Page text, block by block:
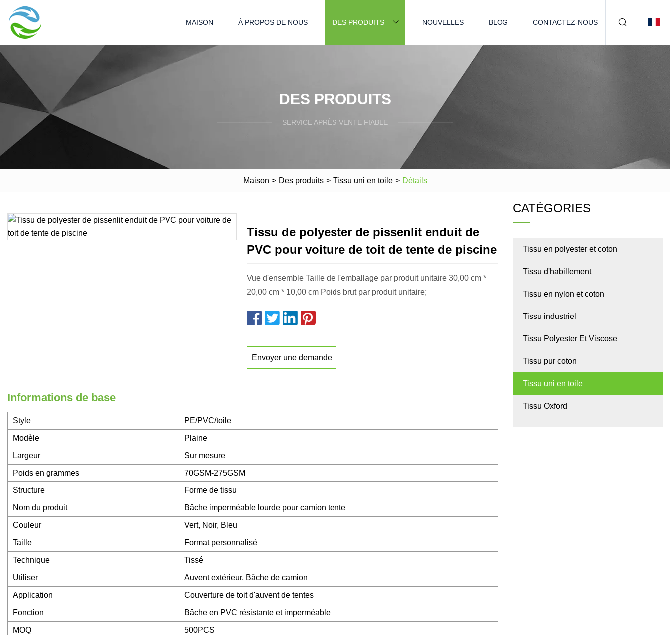
MAISON À PROPOS DE NOUS DES PRODUITS NOUVELLES BLOG CONTACTEZ-NOUS
DES PRODUITS
SERVICE APRÈS-VENTE FIABLE
Maison > Des produits > Tissu uni en toile > Détails
Tissu de polyester de pissenlit enduit de
PVC pour voiture de toit de tente de piscine
Vue d'ensemble Taille de l'emballage par produit unitaire 30,00 cm *
20,00 cm * 10,00 cm Poids brut par produit unitaire;
Envoyer une demande
Informations de base
Style PE/PVC/toile
Modèle Plaine
Largeur Sur mesure
Poids en grammes 70GSM-275GSM
Structure Forme de tissu
Nom du produit Bâche imperméable lourde pour camion tente
Couleur Vert, Noir, Bleu
Taille Format personnalisé
Technique Tissé
Utiliser Auvent extérieur, Bâche de camion
Application Couverture de toit d'auvent de tentes
Fonction Bâche en PVC résistante et imperméable
MOQ 500PCS
CATÉGORIES
Tissu en polyester et coton
Tissu d'habillement
Tissu en nylon et coton
Tissu industriel
Tissu Polyester Et Viscose
Tissu pur coton
Tissu uni en toile
Tissu Oxford